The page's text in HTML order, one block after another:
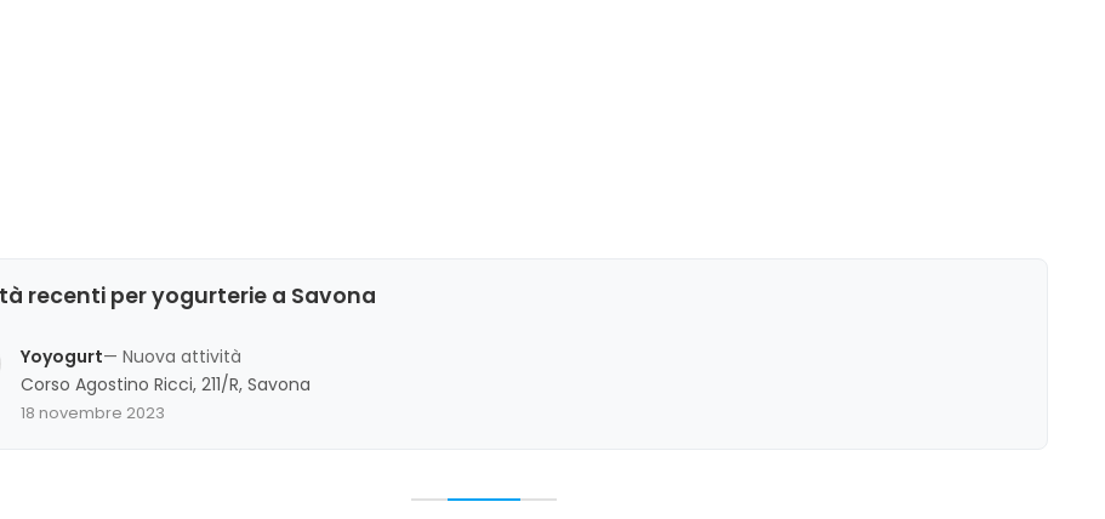
recenti per yogurterie a Savona
Yoyogurt— Nuova attività
Corso Agostino Ricci, 211/R, Savona
18 novembre 2023